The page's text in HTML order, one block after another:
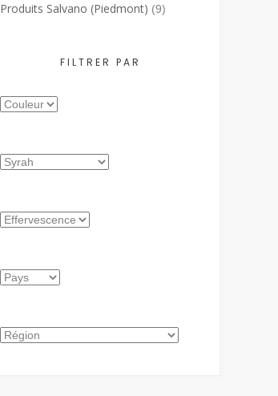
Produits Salvano (Piedmont) (9)
FILTRER PAR